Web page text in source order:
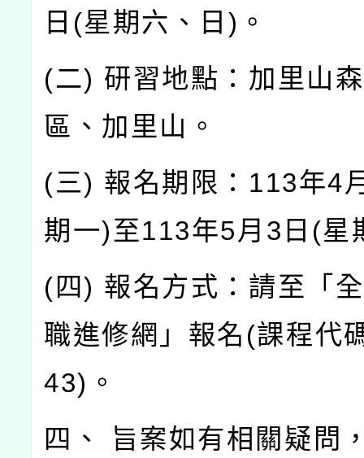
日(星期六、日)。
(二) 研習地點：加里山
區、加里山。
(三) 報名期限：113年4
期一)至113年5月3日(星
(四) 報名方式：請至「
職進修網」報名(課程代
43)。
四、 旨案如有相關疑問